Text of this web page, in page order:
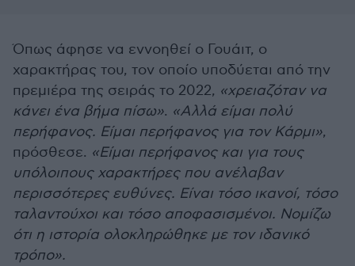
Όπως άφησε να εννοηθεί ο Γουάιτ, ο
χαρακτήρας του, τον οποίο υποδύεται από την
πρεμιέρα της σειράς το 2022, «χρειαζόταν να
κάνει ένα βήμα πίσω». «Αλλά είμαι πολύ
περήφανος. Είμαι περήφανος για τον Κάρμι»,
πρόσθεσε. «Είμαι περήφανος και για τους
υπόλοιπους χαρακτήρες που ανέλαβαν
περισσότερες ευθύνες. Είναι τόσο ικανοί, τόσο
ταλαντούχοι και τόσο αποφασισμένοι. Νομίζω
ότι η ιστορία ολοκληρώθηκε με τον ιδανικό
τρόπο».